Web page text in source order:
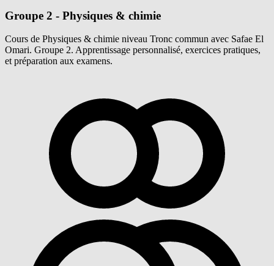
Groupe 2 - Physiques & chimie
Cours de Physiques & chimie niveau Tronc commun avec Safae El
Omari. Groupe 2. Apprentissage personnalisé, exercices pratiques,
et préparation aux examens.